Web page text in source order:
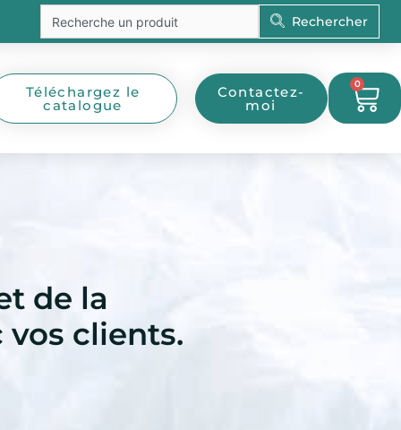
Rechercher Rechercher
Téléchargez le
catalogue
Contactez-
moi
0
de la
clients.